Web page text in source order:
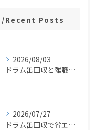
Recent Posts
2026/08/03
ドラム缶回収と離職のコスト比較と最適な処分方法を徹底解説
2026/07/27
ドラム缶回収で省エネとコスト削減を両立する実践ガイド